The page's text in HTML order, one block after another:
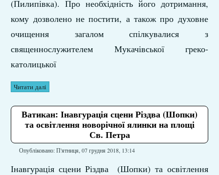
(Пилипівка). Про необхідність його дотримання,
кому дозволено не постити, а також про духовне
очищення загалом спілкувалися з
священнослужителем Мукачівської греко-
католицької
Читати далі
Ватикан: Інавгурація сцени Різдва (Шопки)
та освітлення новорічної ялинки на площі
Св. Петра
Опубліковано: П'ятниця, 07 грудня 2018, 13:14
Інавгурація сцени Різдва (Шопки) та освітлення